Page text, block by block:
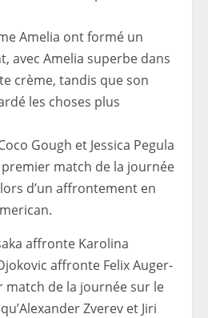
Amelia ont formé un
avec Amelia superbe dans
crème, tandis que son
les choses plus
Gough et Jessica Pegula
match de la journée
d’un affrontement en
affronte Karolina
affronte Felix Auger-
match de la journée sur le
Zverev et Jiri